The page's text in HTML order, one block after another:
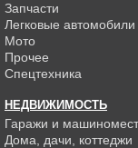
Запчасти
Легковые автомобили
Мото
Прочее
Спецтехника
НЕДВИЖИМОСТЬ
Гаражи и
Дома, дачи, коттеджи